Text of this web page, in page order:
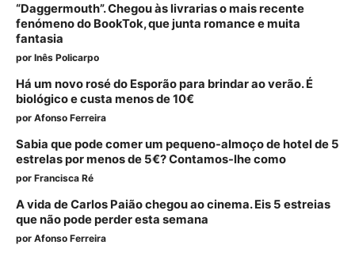
“Daggermouth”. Chegou às livrarias o mais recente
fenómeno do BookTok, que junta romance e muita
fantasia
por Inês Policarpo
Há um novo rosé do Esporão para brindar ao verão. É
biológico e custa menos de 10€
por Afonso Ferreira
Sabia que pode comer um pequeno-almoço de hotel de 5
estrelas por menos de 5€? Contamos-lhe como
por Francisca Ré
A vida de Carlos Paião chegou ao cinema. Eis 5 estreias
que não pode perder esta semana
por Afonso Ferreira